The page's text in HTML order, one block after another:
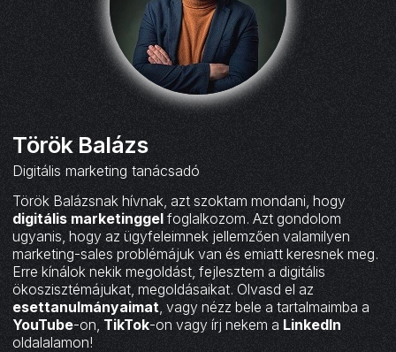
Török Balázs
Digitális marketing tanácsadó
Török Balázsnak hívnak, azt szoktam mondani, hogy
digitális marketinggel foglalkozom. Azt gondolom
ugyanis, hogy az ügyfeleimnek jellemzően valamilyen
marketing-sales problémájuk van és emiatt keresnek meg.
Erre kínálok nekik megoldást, fejlesztem a digitális
ökoszisztémájukat, megoldásaikat. Olvasd el az
esettanulmányaimat, vagy nézz bele a tartalmaimba a
YouTube-on, TikTok-on vagy írj nekem a LinkedIn
oldalalamon!